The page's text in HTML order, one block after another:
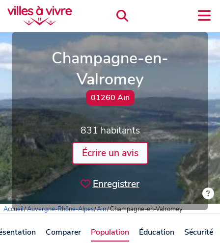
Champagne-en-
Valromey
01260 Ain
831 habitants
Écrire un avis
Enregistrer
Accueil/Auvergne-Rhône-Alpes/Ain/Champagne-en-Valromey
Comparer Population Éducation Sécurité